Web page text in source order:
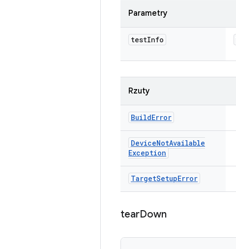
Parametry
testInfo
Rzuty
BuildError
DeviceNotAvailable
Exception
TargetSetupError
tearDown